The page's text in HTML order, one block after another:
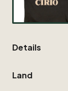
Details
Land